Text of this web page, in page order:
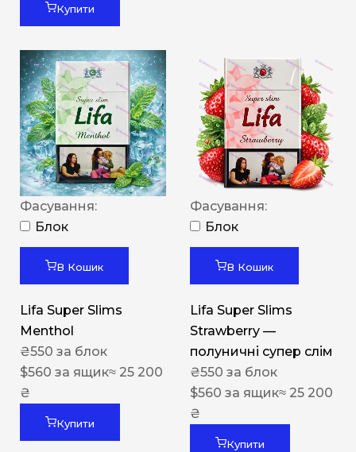
Купити
Фасування:
Блок
В Кошик
Lifa Super Slims
Menthol
₴550 за блок
$560 за ящик≈ 25 200
₴
Купити
Фасування:
Блок
В Кошик
Lifa Super Slims
Strawberry —
полуничні супер слім
₴550 за блок
$560 за ящик≈ 25 200
₴
Купити